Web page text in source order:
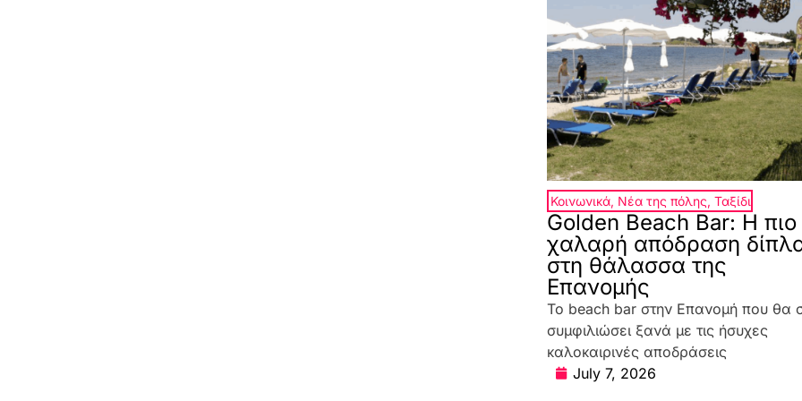
Κοινωνικά, Νέα της πόλης, Ταξίδι
Golden Beach Bar: Η πιο
χαλαρή απόδραση
στη θάλασσα της
Επανομής
Το beach bar στην Επανομή που θα
συμφιλιώσει ξανά με τις ήσυχες
καλοκαιρινές αποδράσεις
July 7, 2026